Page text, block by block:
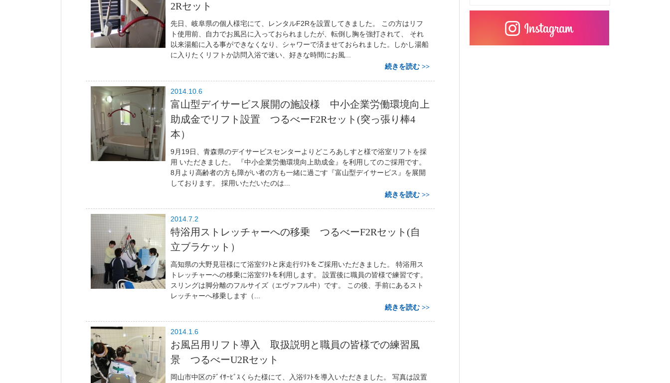
2Rセット
先日、岐阜県の個人様宅にて、レンタルF2Rを設置してきました。 この方はリフ
ト使用前、自力でお風呂に入っておられましたが、転倒し胸を強打されて、 それ
以来湯船に入る事ができなくなり、シャワーで済ませておられました。しかし湯船
に入りたくリフトか訪問入浴で迷い、好きな時間にお風...
続きを読む
2014.10.6
富山型デイサービス展開の施設様 中小企業労働環境向上
助成金でリフト設置 つるべーF2Rセット(突っ張り棒4
本）
9月19日、青森県のデイサービスセンターよりどころあしすと様で浴室リフトを採
用 いただきました。 『中小企業労働環境向上助成金』を利用してのご採用です。
8月より高齢者の方も障がい者の方も一緒に過ごす『富山型デイサービス』を展開
しております。 採用いただいたのは...
続きを読む
2014.7.2
特浴用ストレッチャーへの移乗 つるべーF2Rセット(自
立ブラケット）
高知県の大野見荘様にて浴室ﾘﾌﾄと床走行ﾘﾌﾄをご採用いただきました。 特浴用ス
トレッチャーへの移乗に浴室ﾘﾌﾄを利用します。 設置後に職員の皆様で練習です。
スリングは脚分離のフルサイズ（エヴァフル中）です。 この後、手前にあるスト
レッチャーへ移乗します（...
続きを読む
2014.1.6
お風呂用リフト導入 取扱説明と職員の皆様での練習風
景 つるべーU2Rセット
岡山市中区のﾃﾞｲｻｰﾋﾞｽくらた様にて、入浴ﾘﾌﾄを導入いただきました。 写真は設置